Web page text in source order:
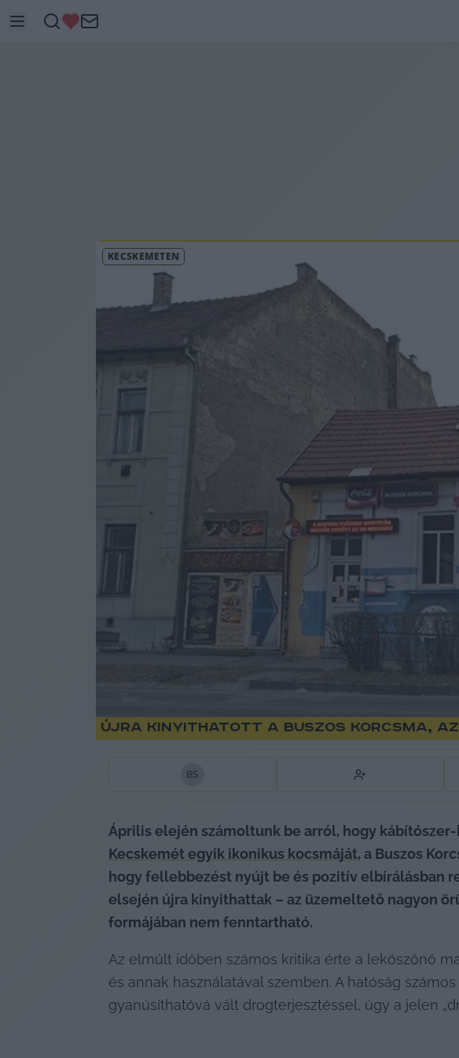
KECSKEMÉTEN
Újra kinyithatott a Buszos Korcsma,
BS
Április elején számoltunk be arról, hogy
Kecskemét egyik ikonikus kocsmáját, a Buszos
hogy fellebbezést nyújt be és pozitív elbírálásban
elsején újra kinyithattak – az üzemeltető nagyon
formájában nem fenntartható.
Az elmúlt időben számos kritika érte a leköszönő
és annak használatával szemben. A hatóság
gyanúsíthatóvá vált drogterjesztéssel, úgy a jelen